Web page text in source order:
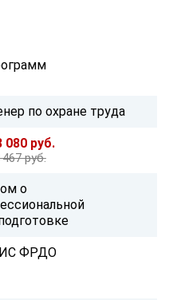
по охране труда
080 руб.
руб.
о
ФРДО